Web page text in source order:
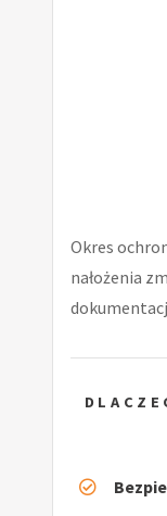
Okres
nałożenia